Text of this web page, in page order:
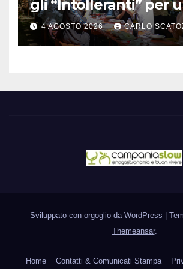
gli “Intolleranti” per
rivoluzione
cibo
4 AGOSTO 2026 CARLO
Sviluppato con orgoglio da WordPress
Themeansar.
Home Contatti & Comunicati Stampa